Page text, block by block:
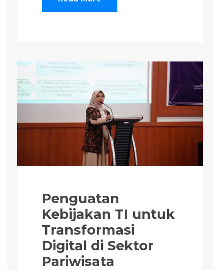
Penguatan
Kebijakan TI untuk
Transformasi
Digital di Sektor
Pariwisata